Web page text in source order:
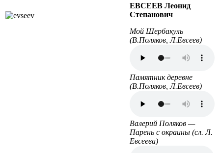
ЕВСЕЕВ Леонид
Степанович
Мой Шербакуль
(В.Поляков, Л.Евсеев)
Памятник деревне
(В.Поляков, Л.Евсеев)
Валерий Поляков —
Парень с окраины (сл. Л.
Евсеева)